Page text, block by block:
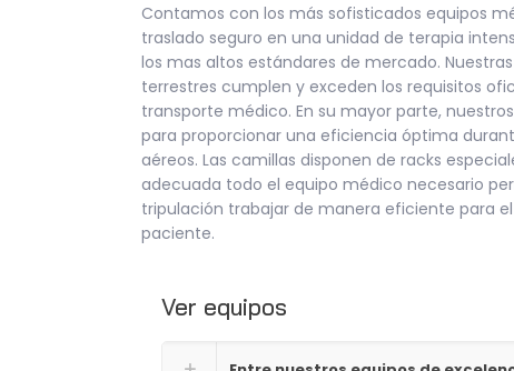
Contamos con los más sofisticados equipos
traslado seguro en una unidad de terapia
los mas altos estándares de mercado.
terrestres cumplen y exceden los requisitos
transporte médico. En su mayor parte,
para proporcionar una eficiencia óptima
aéreos. Las camillas disponen de racks
adecuada todo el equipo médico necesario
tripulación trabajar de manera eficiente para
paciente.
Ver equipos